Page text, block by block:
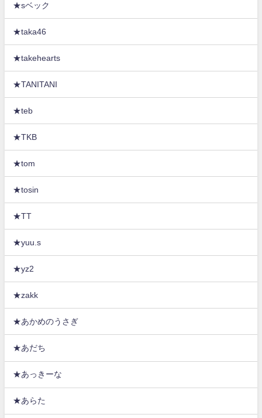
★sベック
★taka46
★takehearts
★TANITANI
★teb
★TKB
★tom
★tosin
★TT
★yuu.s
★yz2
★zakk
★あかめのうさぎ
★あだち
★あっきーな
★あらた